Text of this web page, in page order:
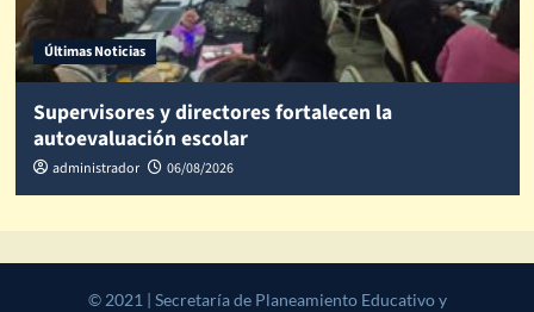
Últimas Noticias
Supervisores y directores fortalecen la
autoevaluación escolar
administrador 06/08/2026
© 2021 | Secretaría de Planeamiento Educativo y Desarrollo